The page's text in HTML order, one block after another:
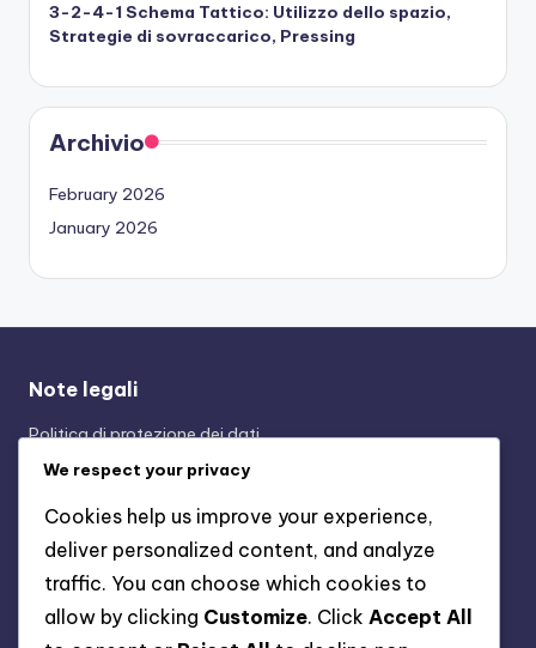
3-2-4-1 Schema Tattico: Utilizzo dello spazio,
Strategie di sovraccarico, Pressing
Archivio
February 2026
January 2026
Note legali
Politica di protezione dei dati
Cookie e tracciamento
Termini e condizioni
We respect your privacy
Cookies help us improve your experience,
deliver personalized content, and analyze
traffic. You can choose which cookies to
allow by clicking Customize. Click Accept All